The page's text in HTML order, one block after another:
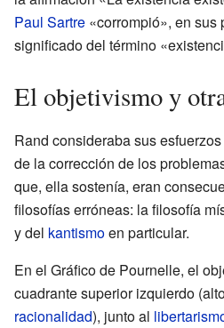
Paul Sartre «corrompió», en sus
significado del término
El objetivismo y
Rand consideraba sus esfuerzos
de la corrección de los
que, ella sostenía, eran
filosofías erróneas: la filosofía
y del kantismoen particular.
En el Gráfico de Pournelle, el
cuadrante superior izquierdo
racionalidad), junto al